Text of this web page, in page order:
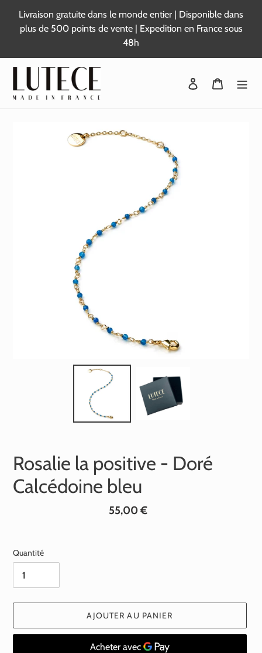
contenu
Livraison gratuite dans le monde entier | Disponible dans
plus de 500 points de vente | Expedition en France sous
48h
Se connecter
Panier
Rosalie la positive - Doré
Calcédoine bleu
Prix
55,00 €
Quantité
AJOUTER AU PANIER